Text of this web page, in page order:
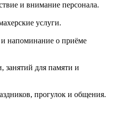
и внимание персонала.
услуги.
напоминание о приёме
занятий для памяти и
прогулок и общения.